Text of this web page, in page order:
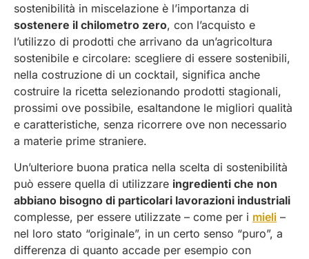
sostenibilità in miscelazione è l’importanza di
sostenere il chilometro zero, con l’acquisto e
l’utilizzo di prodotti che arrivano da un’agricoltura
sostenibile e circolare: scegliere di essere sostenibili,
nella costruzione di un cocktail, significa anche
costruire la ricetta selezionando prodotti stagionali,
prossimi ove possibile, esaltandone le migliori qualità
e caratteristiche, senza ricorrere ove non necessario
a materie prime straniere.
Un’ulteriore buona pratica nella scelta di sostenibilità
può essere quella di utilizzare ingredienti che non
abbiano bisogno di particolari lavorazioni industriali
complesse, per essere utilizzate – come per i mieli –
nel loro stato “originale”, in un certo senso “puro”, a
differenza di quanto accade per esempio con